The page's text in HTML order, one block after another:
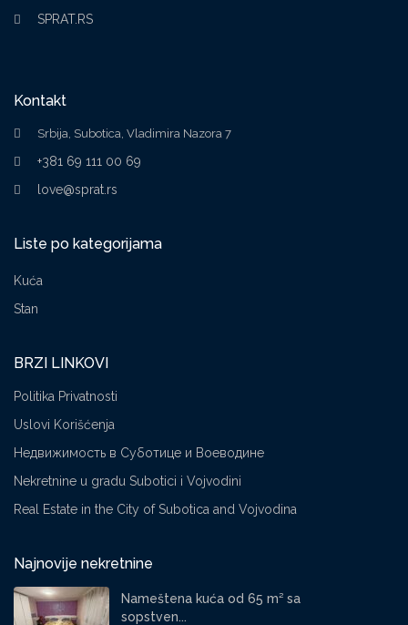
SPRAT.RS
Kontakt
Srbija, Subotica, Vladimira Nazora 7
+381 69 111 00 69
love@sprat.rs
Liste po kategorijama
Kuća
Stan
BRZI LINKOVI
Politika Privatnosti
Uslovi Korišćenja
Недвижимость в Суботице и Воеводине
Nekretnine u gradu Subotici i Vojvodini
Real Estate in the City of Subotica and Vojvodina
Najnovije nekretnine
Nameštena kuća od 65 m² sa
sopstven...